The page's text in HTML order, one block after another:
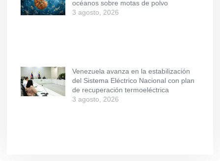
océanos sobre motas de polvo
3 agosto, 2026
Venezuela avanza en la estabilización
del Sistema Eléctrico Nacional con plan
de recuperación termoeléctrica
3 agosto, 2026